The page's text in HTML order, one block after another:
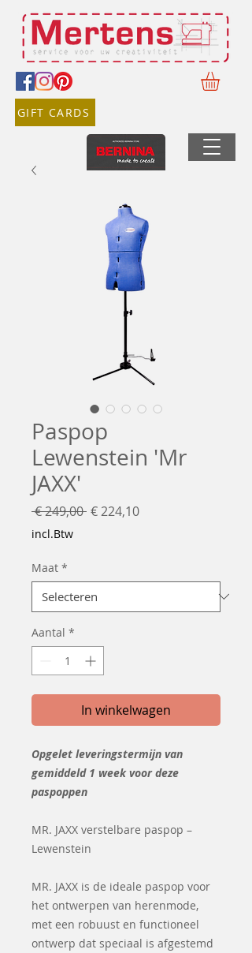
GIFT CARDS
Paspop
Lewenstein 'Mr
JAXX'
€ 249,00 Normale
€ 224,10Verkoopprijs
incl.Btw
Maat *
Aantal *
In winkelwagen
Opgelet leveringstermijn van
gemiddeld 1 week voor deze
paspoppen
MR. JAXX verstelbare paspop –
Lewenstein
MR. JAXX is de ideale paspop voor
het ontwerpen van herenmode,
met een robuust en functioneel
ontwerp dat speciaal is afgestemd